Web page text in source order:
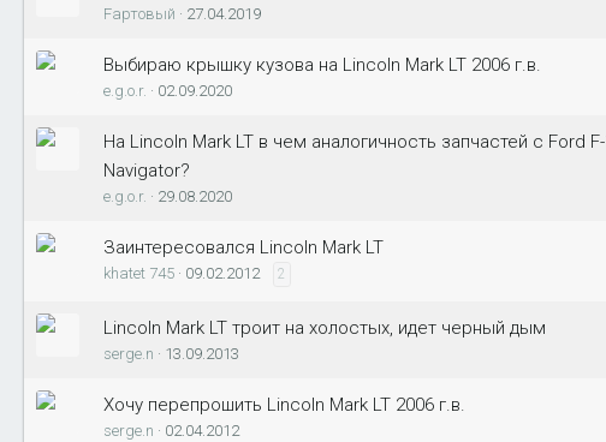
Fартовый 27.04.2019
Выбираю крышку кузова на Lincoln Mark LT 2006 г.в.
e.g.o.r. 02.09.2020
На Lincoln Mark LT в чем аналогичность запчастей с Ford
Navigator?
e.g.o.r. 29.08.2020
Заинтересовался Lincoln Mark LT
khatet 745 09.02.2012 2
Lincoln Mark LT троит на холостых, идет черный дым
serge.n 13.09.2013
Хочу перепрошить Lincoln Mark LT 2006 г.в.
serge.n 02.04.2012